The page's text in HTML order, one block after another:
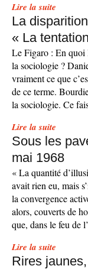
Lire la suite
La
« La
Le Figaro : En quoi
la sociologie ?
vraiment ce que
de ce terme.
la sociologie. Ce
Lire la suite
Sous les
mai 1968
« La quantité
avait rien eu, mais
la convergence
alors, couverts de
que, dans le feu de
Lire la suite
Rires